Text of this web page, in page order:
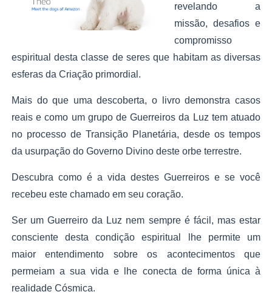
revelando a
missão, desafios e
compromisso
espiritual desta classe de seres que habitam as diversas
esferas da Criação primordial.
Mais do que uma descoberta, o livro demonstra casos
reais e como um grupo de Guerreiros da Luz tem atuado
no processo de Transição Planetária, desde os tempos
da usurpação do Governo Divino deste orbe terrestre.
Descubra como é a vida destes Guerreiros e se você
recebeu este chamado em seu coração.
Ser um Guerreiro da Luz nem sempre é fácil, mas estar
consciente desta condição espiritual lhe permite um
maior entendimento sobre os acontecimentos que
permeiam a sua vida e lhe conecta de forma única à
realidade Cósmica.